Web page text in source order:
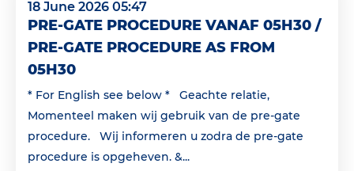
18 June 2026 05:47
PRE-GATE PROCEDURE VANAF 05H30 /
PRE-GATE PROCEDURE AS FROM
05H30
* For English see below * Geachte relatie,
Momenteel maken wij gebruik van de pre-gate
procedure. Wij informeren u zodra de pre-gate
procedure is opgeheven. &...